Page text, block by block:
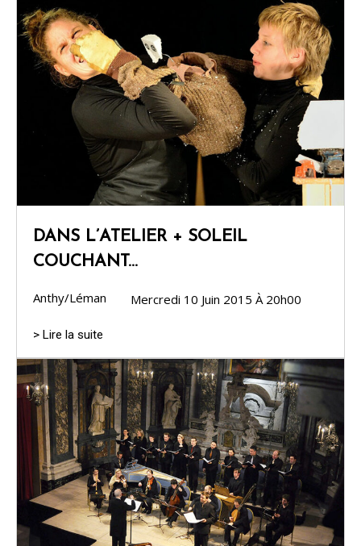
DANS L’ATELIER + SOLEIL
COUCHANT…
Anthy/Léman Mercredi 10 Juin 2015 À 20h00
> Lire la suite